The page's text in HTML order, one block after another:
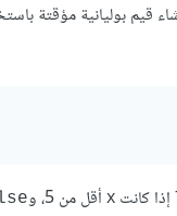
قيم بوليانية مؤقتة
إذا كانت x أقل من 5، و